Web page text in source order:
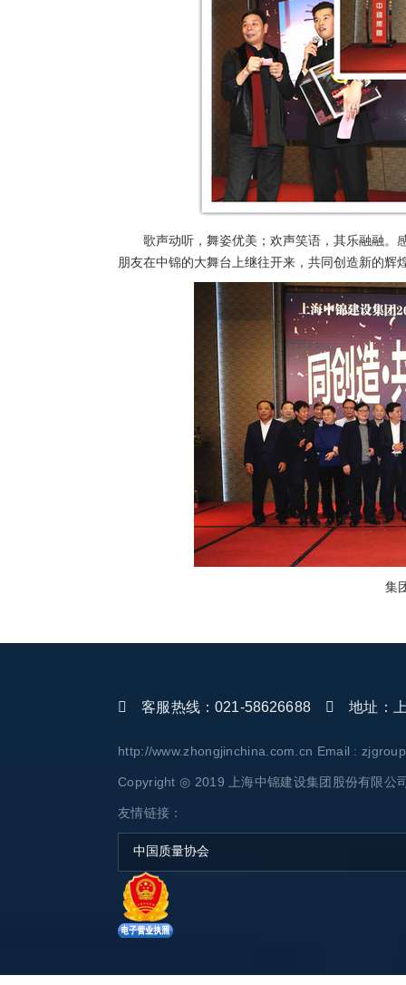
歌声动听，舞姿优美；欢声笑语，其乐融融。
朋友在中锦的大舞台上继往开来，共同创造新的辉
集
客服热线：021-58626688 地址：上
http://www.zhongjinchina.com.cn Email :
Copyright ◎ 2019 上海中锦建设集团股份有限公
友情链接：